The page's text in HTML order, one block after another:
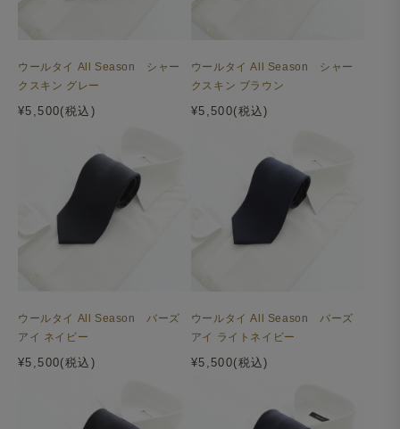
ウールタイ All Season シャー
クスキン グレー
¥5,500(税込)
ウールタイ All Season シャー
クスキン ブラウン
¥5,500(税込)
ウールタイ All Season バーズ
アイ ネイビー
¥5,500(税込)
ウールタイ All Season バーズ
アイ ライトネイビー
¥5,500(税込)